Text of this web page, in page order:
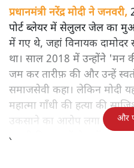
प्रधानमंत्री नरेंद्र मोदी ने जनवरी,
पोर्ट ब्लेयर में सेलुलर जेल का
में गए थे, जहां विनायक
था। साल 2018 में उन्होंने 'मन
जम कर तारीफ़ की और उन्हें
समाजसेवी कहा। लेकिन मोदी
महात्मा गाँधी की हत्या की
उकसाने का आरोप लगा था, उन
तकनीकी कारणों से उन्हें सज़ा
और